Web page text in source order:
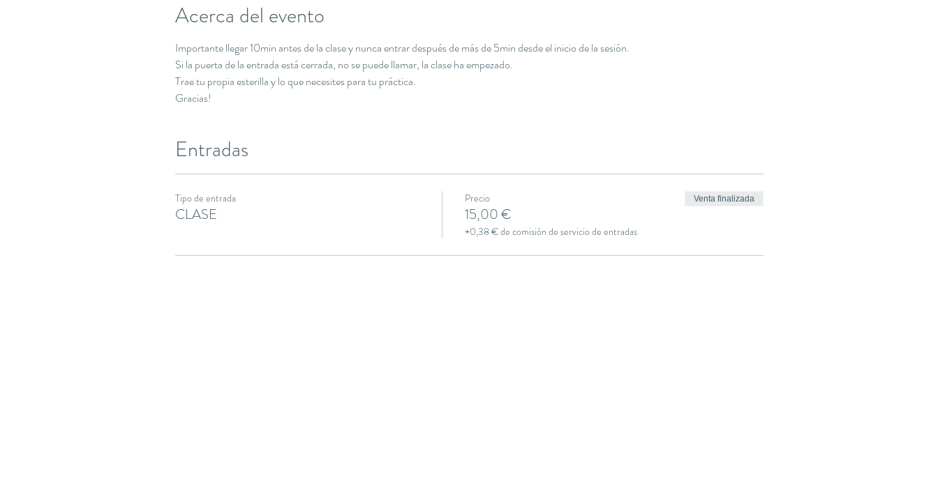
Acerca del evento
Importante llegar 10min antes de la clase y nunca entrar después de más de 5min desde el inicio de la sesión.
Si la puerta de la entrada está cerrada, no se puede llamar, la clase ha empezado.
Trae tu propia esterilla y lo que necesites para tu práctica.
Gracias!
Entradas
Tipo de entrada
CLASE
Precio
15,00 €
+0,38 € de comisión de servicio de entradas
Venta finalizada